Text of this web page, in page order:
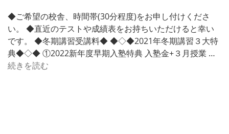
◆ご希望の校舎、時間帯(30分程度)をお申し付けくださ
い。 ◆直近のテストや成績表をお持ちいただけると幸い
です。 ◆冬期講習受講料◆ ◆◇◆2021年冬期講習３大特
典◆◇◆ ①2022新年度早期入塾特典 入塾金+３月授業 …
続きを読む